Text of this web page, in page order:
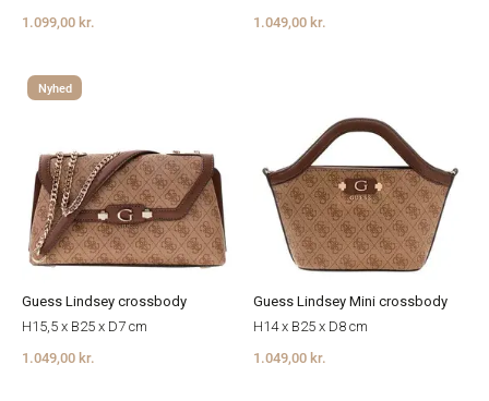
1.099,00 kr. 1.049,00 kr.
Nyhed
Guess Lindsey crossbody
H15,5 x B25 x D7 cm
1.049,00 kr.
Guess Lindsey Mini crossbody
H14 x B25 x D8 cm
1.049,00 kr.